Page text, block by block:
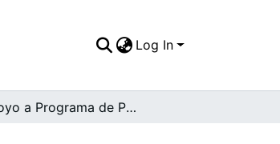
Log In
Apoyo a Programa de Parques